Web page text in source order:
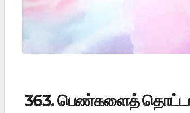
363. பெண்களைத்